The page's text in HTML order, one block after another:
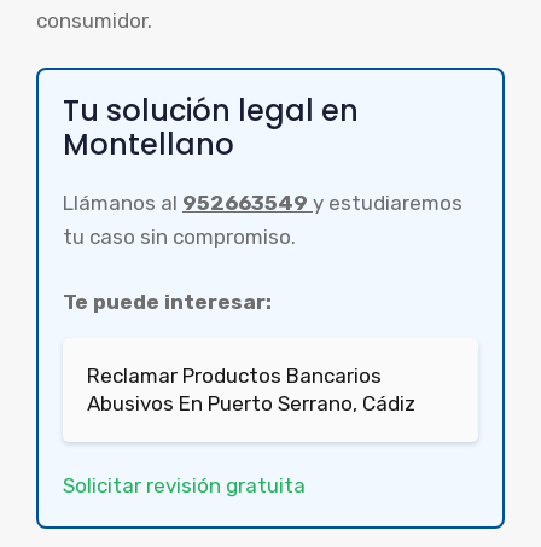
consumidor.
Tu solución legal en
Montellano
Llámanos al 952663549 y estudiaremos
tu caso sin compromiso.
Te puede interesar:
Reclamar Productos Bancarios
Abusivos En Puerto Serrano, Cádiz
Solicitar revisión gratuita